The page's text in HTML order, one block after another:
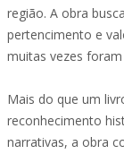
região. A obra
pertencimento e
muitas vezes
Mais do que um
reconhecimento
narrativas, a obra